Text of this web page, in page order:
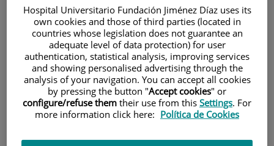
INICIO|FORMACIÓN Y EMPLEO
PLAN DE FORMACIÓN
CURSO ON-LINE SOBRE EL PAPEL DE LOS
Hospital Universitario Fundación Jiménez Díaz uses its
own cookies and those of third parties (located in
countries whose legislation does not guarantee an
adequate level of data protection) for user
authentication, statistical analysis, improving services
and showing personalised advertising through the
analysis of your navigation. You can accept all cookies
by pressing the button "Accept cookies" or
configure/refuse them their use from this Settings. For
more information click here: Política de Cookies